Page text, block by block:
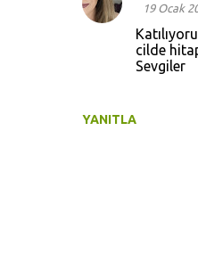
YANITLA
19 Ocak
cilde
Sevgiler